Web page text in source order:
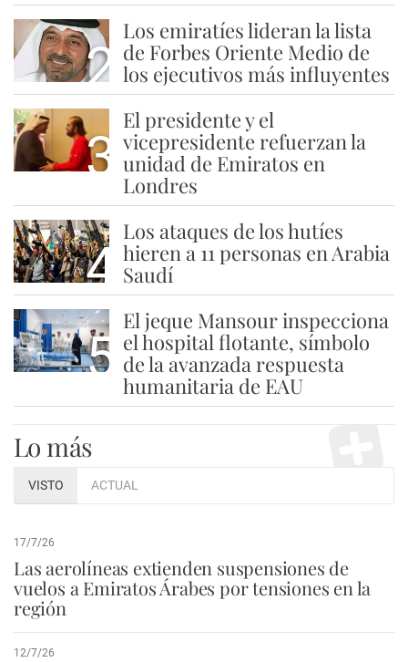
2
Los emiratíes lideran la lista
de Forbes Oriente Medio de
los ejecutivos más influyentes
3
El presidente y el
vicepresidente refuerzan la
unidad de Emiratos en
Londres
4
Los ataques de los hutíes
hieren a 11 personas en Arabia
Saudí
5
El jeque Mansour inspecciona
el hospital flotante, símbolo
de la avanzada respuesta
humanitaria de EAU
Lo más
VISTO ACTUAL
17/7/26
Las aerolíneas extienden suspensiones de
vuelos a Emiratos Árabes por tensiones en la
región
12/7/26